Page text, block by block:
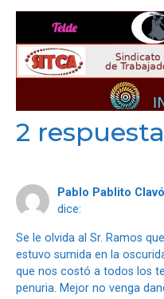
2
Pablo Pablito
dice:
Se le olvida al Sr. Ramos
estuvo sumida en la
que nos costó a todos los
penuria. Mejor no venga